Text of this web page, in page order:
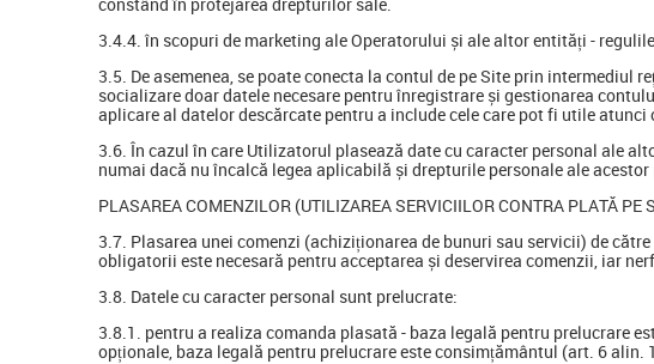
3.4.4. în scopuri de marketing ale Operatorului și ale altor entități -
3.5. De asemenea, se poate conecta la contul de pe Site prin intermediul
socializare doar datele necesare pentru înregistrare și gestionarea
aplicare al datelor descărcate pentru a include cele care pot fi utile
3.6. În cazul în care Utilizatorul plasează date cu caracter personal ale
numai dacă nu încalcă legea aplicabilă și drepturile personale ale acestor
PLASAREA COMENZILOR (UTILIZAREA SERVICIILOR CONTRA PLATĂ PE
3.7. Plasarea unei comenzi (achiziționarea de bunuri sau servicii) de
obligatorii este necesară pentru acceptarea și deservirea comenzii, iar
3.8. Datele cu caracter personal sunt prelucrate:
3.8.1. pentru a realiza comanda plasată - baza legală pentru prelucrare
opționale, baza legală pentru prelucrare este consimțământul (art. 6 alin.